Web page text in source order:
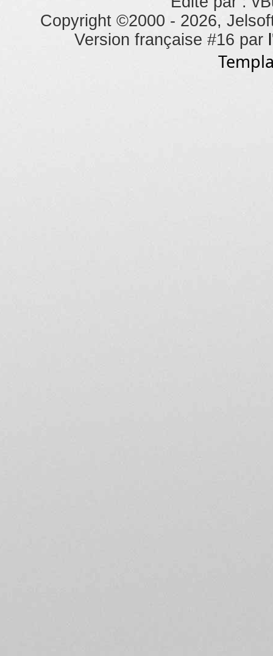
Copyright ©2000 - 2026,
Version française #16 par